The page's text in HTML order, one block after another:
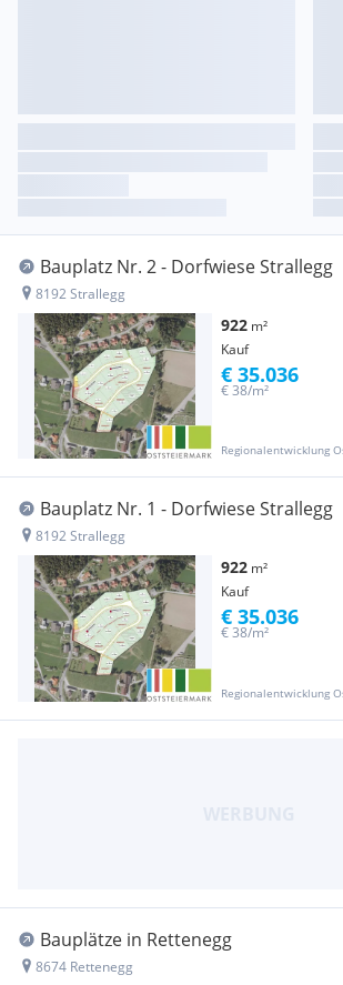
Bauplatz Nr. 2 - Dorfwiese Strallegg
8192 Strallegg
922 m²
Kauf
Regionalentwicklung
€ 38/m²
€ 35.036
Bauplatz Nr. 1 - Dorfwiese Strallegg
8192 Strallegg
922 m²
Kauf
Regionalentwicklung
€ 38/m²
€ 35.036
Bauplätze in Rettenegg
8674 Rettenegg